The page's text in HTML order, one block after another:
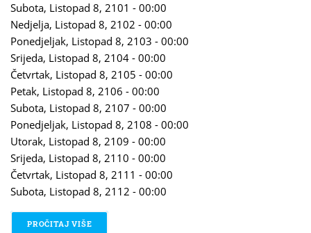
Subota, Listopad 8, 2101 - 00:00
Nedjelja, Listopad 8, 2102 - 00:00
Ponedjeljak, Listopad 8, 2103 - 00:00
Srijeda, Listopad 8, 2104 - 00:00
Četvrtak, Listopad 8, 2105 - 00:00
Petak, Listopad 8, 2106 - 00:00
Subota, Listopad 8, 2107 - 00:00
Ponedjeljak, Listopad 8, 2108 - 00:00
Utorak, Listopad 8, 2109 - 00:00
Srijeda, Listopad 8, 2110 - 00:00
Četvrtak, Listopad 8, 2111 - 00:00
Subota, Listopad 8, 2112 - 00:00
PROČITAJ VIŠE